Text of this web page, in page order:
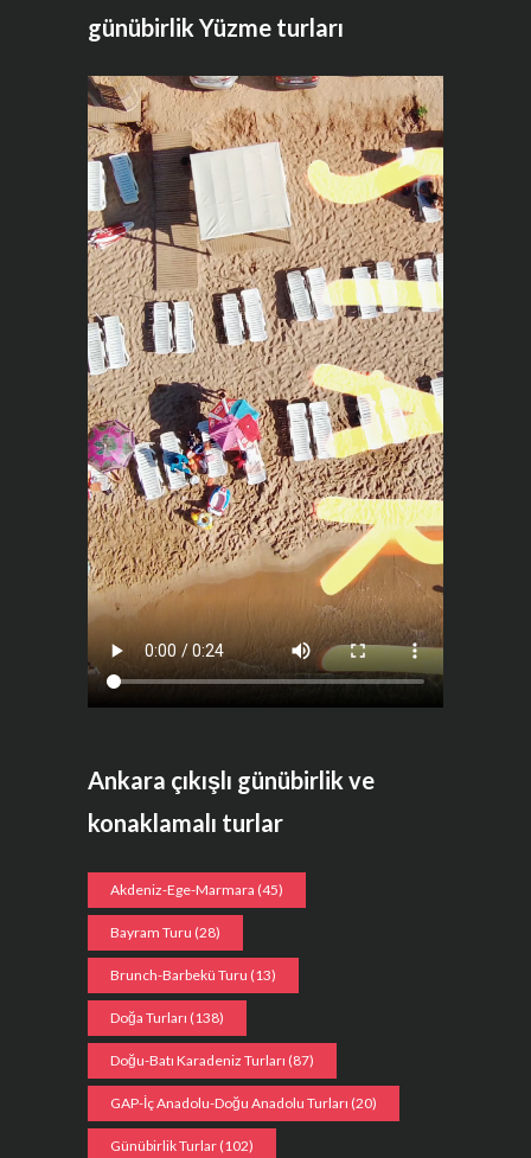
günübirlik Yüzme turları
Ankara çıkışlı günübirlik ve
konaklamalı turlar
Akdeniz-Ege-Marmara (45)
Bayram Turu (28)
Brunch-Barbekü Turu (13)
Doğa Turları (138)
Doğu-Batı Karadeniz Turları (87)
GAP-İç Anadolu-Doğu Anadolu Turları (20)
Günübirlik Turlar (102)